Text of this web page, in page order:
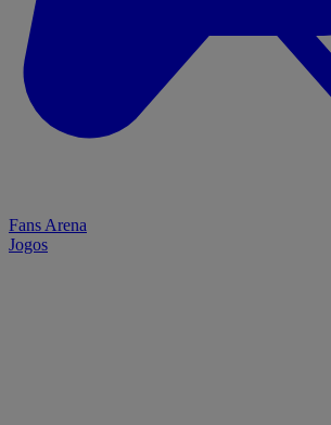
Fans Arena
Jogos